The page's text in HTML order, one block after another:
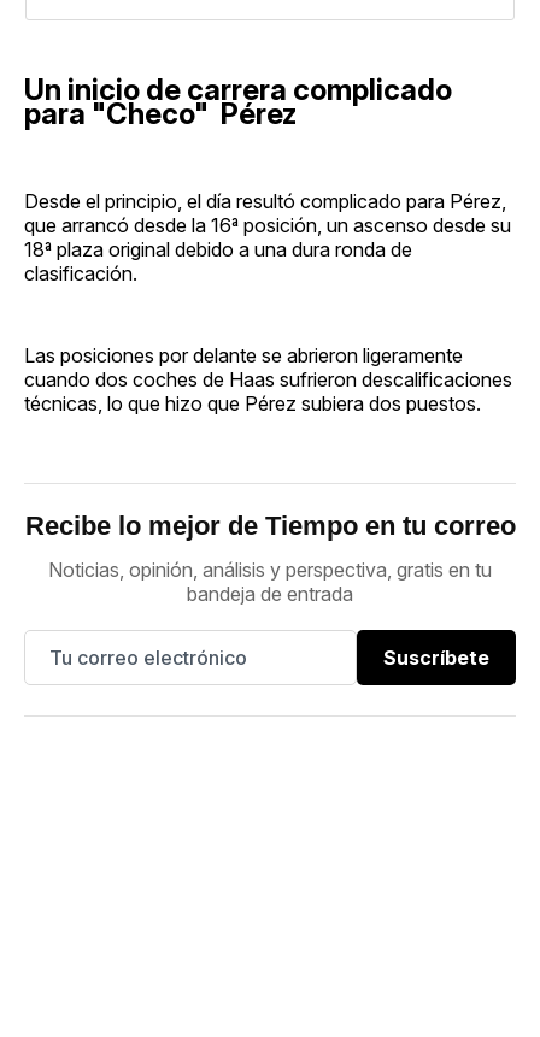
Un inicio de carrera complicado
para "Checo" Pérez
Desde el principio, el día resultó complicado para Pérez,
que arrancó desde la 16ª posición, un ascenso desde su
18ª plaza original debido a una dura ronda de
clasificación.
Las posiciones por delante se abrieron ligeramente
cuando dos coches de Haas sufrieron descalificaciones
técnicas, lo que hizo que Pérez subiera dos puestos.
Recibe lo mejor de Tiempo en tu correo
Noticias, opinión, análisis y perspectiva, gratis en tu
bandeja de entrada
Suscríbete